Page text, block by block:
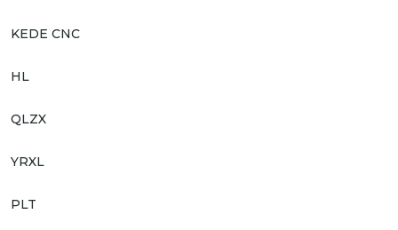
KEDE CNC
HL
QLZX
YRXL
PLT